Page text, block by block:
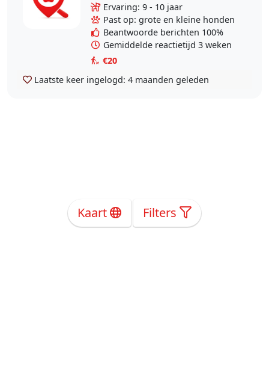
Ervaring: 9 - 10 jaar
Past op: grote en kleine honden
Beantwoorde berichten 100%
Gemiddelde reactietijd 3 weken
€20
Laatste keer ingelogd: 4 maanden geleden
Kaart Filters